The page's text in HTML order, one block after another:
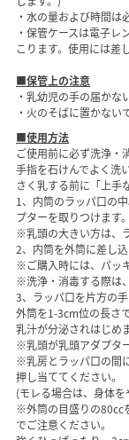
・水の量および時間は
・保管ケースは電子レ
こります。使用には差
■保管上の注意
・乳幼児の手の届かな
・火のそばに置かない
■使用方法
ご使用前に必ず洗浄・
手指を石けんでよく洗
さく乳する前に「上手
1、内筒のラッパ口の
プターを取りつけます。
※乳頭の大きい方は、
2、内筒を外筒に差し込
※ご購入時には、パッ
※洗浄・消毒する際は
3、ラッパ口を片方の
外筒を1-3cm位の長さ
乳汁が分泌されはじめ
※乳頭が乳頭アダプタ
※乳房とラッパ口の間
押し当ててください。
(モレる場合は、身体
※外筒の目盛りの80cc
でご注意ください。